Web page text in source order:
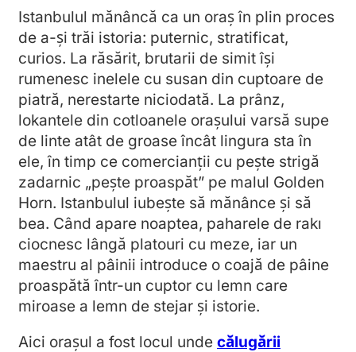
Istanbulul mănâncă ca un oraș în plin proces
de a-și trăi istoria: puternic, stratificat,
curios. La răsărit, brutarii de simit își
rumenesc inelele cu susan din cuptoare de
piatră, nerestarte niciodată. La prânz,
lokantele din cotloanele orașului varsă supe
de linte atât de groase încât lingura sta în
ele, în timp ce comercianții cu pește strigă
zadarnic „pește proaspăt” pe malul Golden
Horn. Istanbulul iubește să mănânce și să
bea. Când apare noaptea, paharele de rakı
ciocnesc lângă platouri cu meze, iar un
maestru al pâinii introduce o coajă de pâine
proaspătă într-un cuptor cu lemn care
miroase a lemn de stejar și istorie.
Aici orașul a fost locul unde călugării